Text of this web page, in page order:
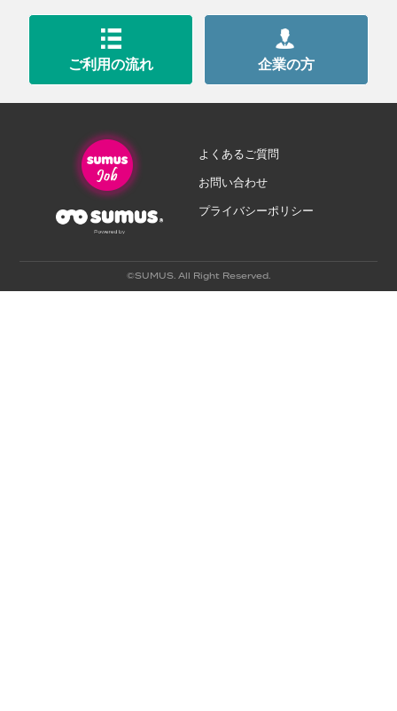
ご利用の流れ 企業の方
よくあるご質問
お問い合わせ
プライバシーポリシー
©SUMUS. All Right Reserved.